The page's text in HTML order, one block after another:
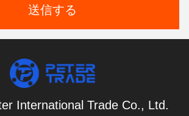
送信する
International Trade Co., Ltd.